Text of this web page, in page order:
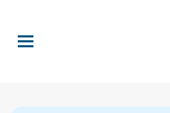
main
content